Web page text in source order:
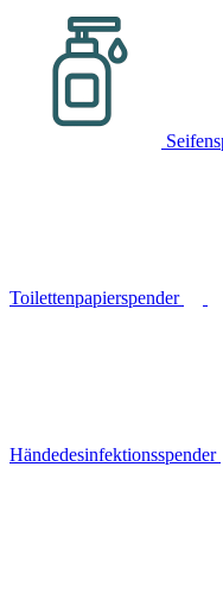
Toilettenpapierspender
Händedesinfektionsspender